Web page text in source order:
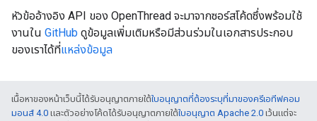
หัวข้ออ้างอิง API ของ OpenThread จะมาจากซอร์สโค้ดซึ่งพร้อมใช้
งานใน GitHub ดูข้อมูลเพิ่มเติมหรือมีส่วนร่วมในเอกสารประกอบ
ของเราได้ที่แหล่งข้อมูล
เนื้อหาของหน้าเว็บนี้ได้รับอนุญาตภายใต้ใบอนุญาตที่ต้องระบุที่มาของครีเอทีฟคอม
มอนส์ 4.0 และตัวอย่างโค้ดได้รับอนุญาตภายใต้ใบอนุญาต Apache 2.0 เว้นแต่จะ